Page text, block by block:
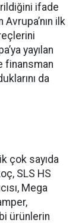
ifade
ilk
yayılan
finansman
da
çok sayıda
SLS HS
Mega
ürünlerin